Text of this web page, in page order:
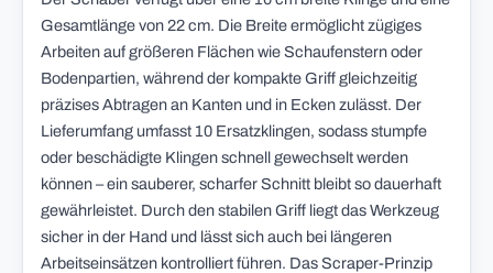
Gesamtlänge von 22 cm. Die Breite ermöglicht zügiges
Arbeiten auf größeren Flächen wie Schaufenstern oder
Bodenpartien, während der kompakte Griff gleichzeitig
präzises Abtragen an Kanten und in Ecken zulässt. Der
Lieferumfang umfasst 10 Ersatzklingen, sodass stumpfe
oder beschädigte Klingen schnell gewechselt werden
können – ein sauberer, scharfer Schnitt bleibt so dauerhaft
gewährleistet. Durch den stabilen Griff liegt das Werkzeug
sicher in der Hand und lässt sich auch bei längeren
Arbeitseinsätzen kontrolliert führen. Das Scraper-Prinzip